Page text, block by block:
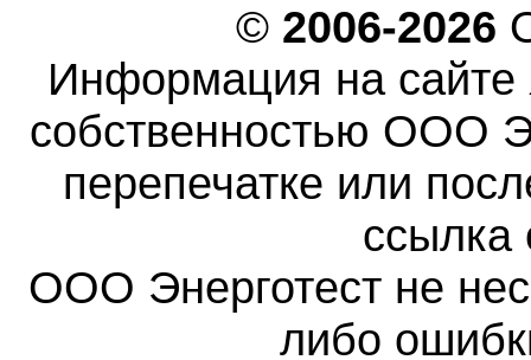
© 2006-2026
Информация на сайте
собственностью ООО
перепечатке или
ссылка
ООО Энерготест не
либо